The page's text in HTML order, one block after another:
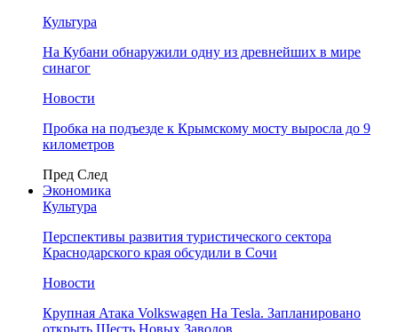
Культура
На Кубани обнаружили одну из древнейших в мире
синагог
Новости
Пробка на подъезде к Крымскому мосту выросла до 9
километров
Пред След
Экономика
Культура
Перспективы развития туристического сектора
Краснодарского края обсудили в Сочи
Новости
Крупная Атака Volkswagen На Tesla. Запланировано
открыть Шесть Новых Заводов